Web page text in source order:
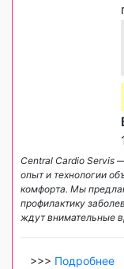
Central Cardio Servis
опыт и технологии
комфорта. Мы
профилактику
ждут внимательные
>>> Подробнее